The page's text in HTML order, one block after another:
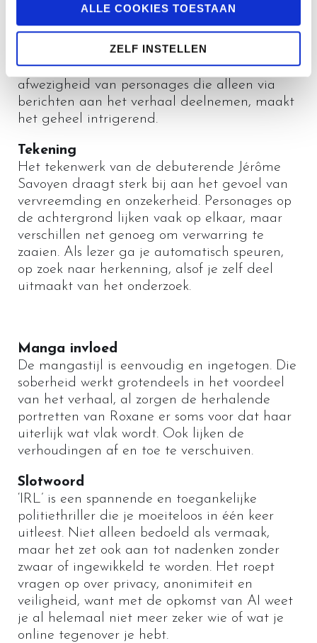
ALLE COOKIES TOESTAAN
ZELF INSTELLEN
Spanningsboog
Het scenario is zorgvuldig opgebouwd en
weet de spanning lange tijd vast te houden,
maar had iets korter gekund. De lange
afwezigheid van personages die alleen via
berichten aan het verhaal deelnemen, maakt
het geheel intrigerend.
Tekening
Het tekenwerk van de debuterende Jérôme
Savoyen draagt sterk bij aan het gevoel van
vervreemding en onzekerheid. Personages op
de achtergrond lijken vaak op elkaar, maar
verschillen net genoeg om verwarring te
zaaien. Als lezer ga je automatisch speuren,
op zoek naar herkenning, alsof je zelf deel
uitmaakt van het onderzoek.
Manga invloed
De mangastijl is eenvoudig en ingetogen. Die
soberheid werkt grotendeels in het voordeel
van het verhaal, al zorgen de herhalende
portretten van Roxane er soms voor dat haar
uiterlijk wat vlak wordt. Ook lijken de
verhoudingen af en toe te verschuiven.
Slotwoord
‘IRL’ is een spannende en toegankelijke
politiethriller die je moeiteloos in één keer
uitleest. Niet alleen bedoeld als vermaak,
maar het zet ook aan tot nadenken zonder
zwaar of ingewikkeld te worden. Het roept
vragen op over privacy, anonimiteit en
veiligheid, want met de opkomst van AI weet
je al helemaal niet meer zeker wie of wat je
online tegenover je hebt.